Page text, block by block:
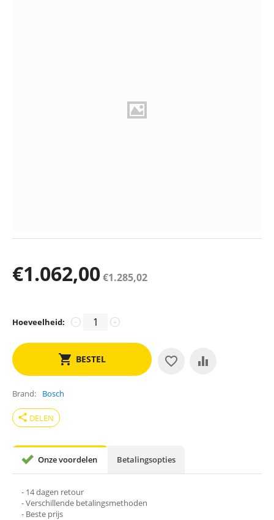
€1.062,00€1.285,02
Hoeveelheid: +
−
BESTEL
Brand Bosch
share DELEN
Onze voordelen Betalingsopties
- 14 dagen retour
- Verschillende betalingsmethoden
- Beste prijs